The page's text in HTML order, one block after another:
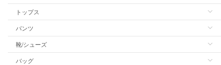
トップス
パンツ
靴/シューズ
バッグ